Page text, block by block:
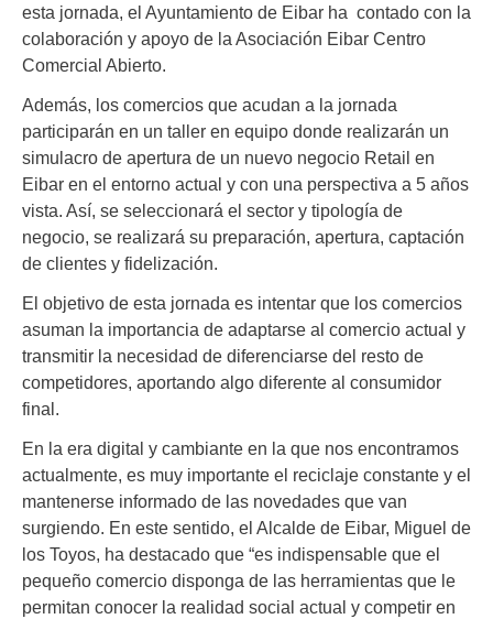
esta jornada, el Ayuntamiento de Eibar ha contado con la
colaboración y apoyo de la Asociación Eibar Centro
Comercial Abierto.
Además, los comercios que acudan a la jornada
participarán en un taller en equipo donde realizarán un
simulacro de apertura de un nuevo negocio Retail en
Eibar en el entorno actual y con una perspectiva a 5 años
vista. Así, se seleccionará el sector y tipología de
negocio, se realizará su preparación, apertura, captación
de clientes y fidelización.
El objetivo de esta jornada es intentar que los comercios
asuman la importancia de adaptarse al comercio actual y
transmitir la necesidad de diferenciarse del resto de
competidores, aportando algo diferente al consumidor
final.
En la era digital y cambiante en la que nos encontramos
actualmente, es muy importante el reciclaje constante y el
mantenerse informado de las novedades que van
surgiendo. En este sentido, el Alcalde de Eibar, Miguel de
los Toyos, ha destacado que “es indispensable que el
pequeño comercio disponga de las herramientas que le
permitan conocer la realidad social actual y competir en